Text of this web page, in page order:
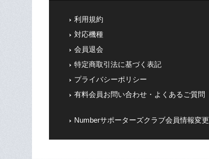
利用規約
対応機種
会員退会
特定商取引法に基づく表記
プライバシーポリシー
有料会員お問い合わせ・よくあるご質問
Numberサポーターズクラブ会員情報変更